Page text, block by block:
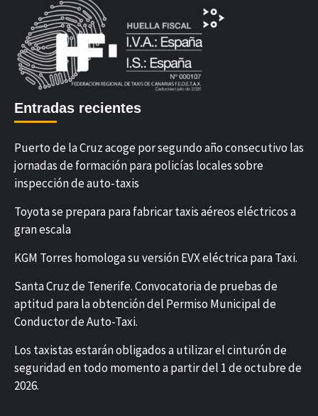
Entradas recientes
Puerto de la Cruz acoge por segundo año consecutivo las
jornadas de formación para policías locales sobre
inspección de auto-taxis
Toyota se prepara para fabricar taxis aéreos eléctricos a
gran escala
KGM Torres homologa su versión EVX eléctrica para Taxi.
Santa Cruz de Tenerife. Convocatoria de pruebas de
aptitud para la obtención del Permiso Municipal de
Conductor de Auto-Taxi.
Los taxistas estarán obligados a utilizar el cinturón de
seguridad en todo momento a partir del 1 de octubre de
2026.